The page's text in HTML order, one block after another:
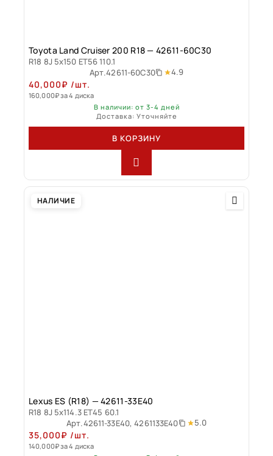
Toyota Land Cruiser 200 R18 — 42611-60C30
R18 8J 5x150 ET56 110.1
Арт.42611-60C30 4.9
40,000₽ /шт.
160,000₽за 4 диска
В наличии: от 3-4 дней
Доставка: Уточняйте
В КОРЗИНУ
НАЛИЧИЕ
Lexus ES (R18) — 42611-33E40
R18 8J 5x114.3 ET45 60.1
Арт.42611-33E40, 4261133E40 5.0
35,000₽ /шт.
140,000₽за 4 диска